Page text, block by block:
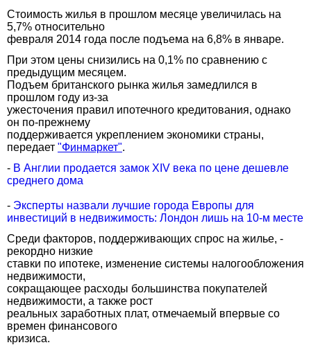
Стоимость жилья в прошлом месяце увеличилась на
5,7% относительно
февраля 2014 года после подъема на 6,8% в январе.
При этом цены снизились на 0,1% по сравнению с
предыдущим месяцем.
Подъем британского рынка жилья замедлился в
прошлом году из-за
ужесточения правил ипотечного кредитования, однако
он по-прежнему
поддерживается укреплением экономики страны,
передает "Финмаркет".
- В Англии продается замок XIV века по цене дешевле
среднего дома
- Эксперты назвали лучшие города Европы для
инвестиций в недвижимость: Лондон лишь на 10-м месте
Среди факторов, поддерживающих спрос на жилье, -
рекордно низкие
ставки по ипотеке, изменение системы налогообложения
недвижимости,
сокращающее расходы большинства покупателей
недвижимости, а также рост
реальных заработных плат, отмечаемый впервые со
времен финансового
кризиса.